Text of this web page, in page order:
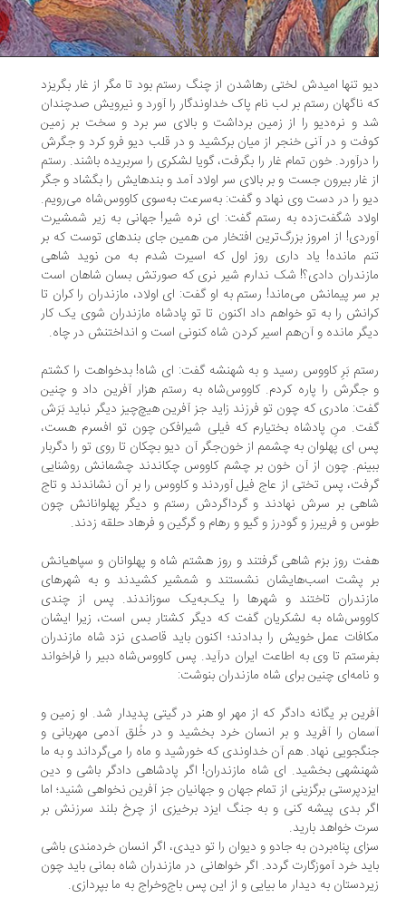
تنها امیدش لختی رهاشدن از چنگ رستم بود تا مگر از غار بگریزد
ناگهان رستم بر لب نام پاک خداوندگار را آورد و نیرویش صدچندان
و نره‌دیو را از زمین برداشت و بالای سر برد و سخت بر زمین
و در آنی خنجر از میان برکشید و در قلب دیو فرو کرد و جگرش
درآورد. خون تمام غار را بگرفت، گویا لشکری را سربریده باشند. رستم
غار بیرون جست و بر بالای سر اولاد آمد و بندهایش را بگشاد و جگر
را در دست وی نهاد و گفت: به‌سرعت به‌سوی کاووس‌شاه می‌رویم.
شگفت‌زده به رستم گفت: ای نره شیر! جهانی به زیر شمشیرت
از امروز بزرگ‌ترین افتخار من همین جای بندهای توست که بر
مانده! یاد داری روز اول که اسیرت شدم به من نوید شاهی
دادی؟! شک ندارم شیر نری که صورتش بسان شاهان است
سر پیمانش می‌ماند! رستم به او گفت: ای اولاد، مازندران را کران تا
را به تو خواهم داد اکنون تا تو پادشاه مازندران شوی یک کار
مانده و آن‌هم اسیر کردن شاه کنونی است و انداختنش در چاه.
بَرِ کاووس رسید و به شهنشه گفت: ای شاه! بدخواهت را کشتم
را پاره کردم. کاووس‌شاه به رستم هزار آفرین داد و چنین
مادری که چون تو فرزند زاید جز آفرین هیچ‌چیز دیگر نباید بَرَش
منِ پادشاه بختیارم که فیلی شیرافکن چون تو افسرم هست،
ای پهلوان به چشمم از خون‌جگر آن دیو بچکان تا روی تو را دگربار
چون از آن خون بر چشم کاووس چکاندند چشمانش روشنایی
پس تختی از عاج فیل آوردند و کاووس را بر آن نشاندند و تاج
بر سرش نهادند و گرداگردش رستم و دیگر پهلوانانش چون
و فریبرز و گودرز و گیو و رهام و گرگین و فرهاد حلقه زدند.
روز بزم شاهی گرفتند و روز هشتم شاه و پهلوانان و سپاهیانش
پشت اسب‌هایشان نشستند و شمشیر کشیدند و به شهرهای
تاختند و شهرها را یک‌به‌یک سوزاندند. پس از چندی
به لشکریان گفت که دیگر کشتار بس است، زیرا ایشان
عمل خویش را بدادند؛ اکنون باید قاصدی نزد شاه مازندران
تا وی به اطاعت ایران درآید. پس کاووس‌شاه دبیر را فراخواند
چنین برای شاه مازندران بنوشت:
بر یگانه دادگر که از مهر او هنر در گیتی پدیدار شد. او زمین و
را آفرید و بر انسان خرد بخشید و در خُلق آدمی مهربانی و
نهاد. هم آن خداوندی که خورشید و ماه را می‌گرداند و به ما
بخشید. ای شاه مازندران! اگر پادشاهی دادگر باشی و دین
برگزینی از تمام جهان و جهانیان جز آفرین نخواهی شنید؛ اما
بدی پیشه کنی و به جنگ ایزد برخیزی از چرخ بلند سرزنش بر
خواهد بارید.
پناه‌بردن به جادو و دیوان را تو دیدی، اگر انسان خردمندی باشی
خرد آموزگارت گردد. اگر خواهانی در مازندران شاه بمانی باید چون
به دیدار ما بیایی و از این ‌پس باج‌وخراج به ما بپردازی.